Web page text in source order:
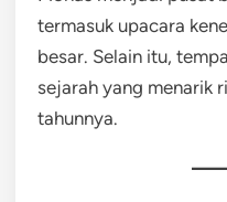
termasuk upacara
besar. Selain itu,
sejarah yang menarik
tahunnya.